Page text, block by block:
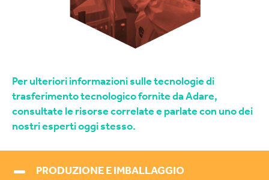
Per ulteriori informazioni sulle tecnologie di
trasferimento tecnologico fornite da Adare,
consultate le risorse correlate e parlate con uno dei
nostri esperti oggi stesso.
PRODUZIONE E IMBALLAGGIO